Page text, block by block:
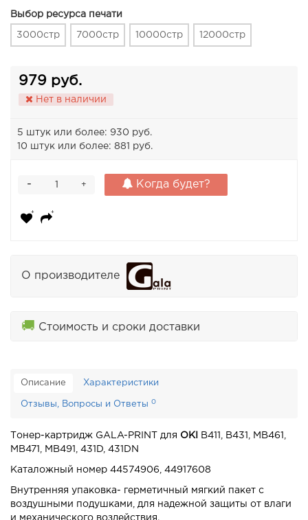
Выбор ресурса печати
3000стр 7000стр 10000стр 12000стр
979 руб.
Нет в наличии
5 штук или более: 930 руб.
10 штук или более: 881 руб.
+
- Когда будет?
О производителе
🚚 Стоимость и сроки доставки
Описание Характеристики
Отзывы, Вопросы и Ответы 0
Тонер-картридж GALA-PRINT для OKI
B411, B431, MB461,
MB471, MB491, 431D, 431DN
Каталожный номер 44574906, 44917608
Внутренняя упаковка- герметичный мягкий пакет с
воздушными подушками, для надежной защиты от влаги
и механического воздействия.